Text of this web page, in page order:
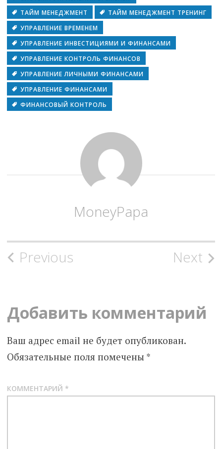
ТАЙМ МЕНЕДЖМЕНТ
ТАЙМ МЕНЕДЖМЕНТ ТРЕНИНГ
УПРАВЛЕНИЕ ВРЕМЕНЕМ
УПРАВЛЕНИЕ ИНВЕСТИЦИЯМИ И ФИНАНСАМИ
УПРАВЛЕНИЕ КОНТРОЛЬ ФИНАНСОВ
УПРАВЛЕНИЕ ЛИЧНЫМИ ФИНАНСАМИ
УПРАВЛЕНИЕ ФИНАНСАМИ
ФИНАНСОВЫЙ КОНТРОЛЬ
MoneyPapa
Post
Previous Next
Добавить комментарий
Ваш адрес email не будет опубликован.
Обязательные поля помечены *
КОММЕНТАРИЙ *